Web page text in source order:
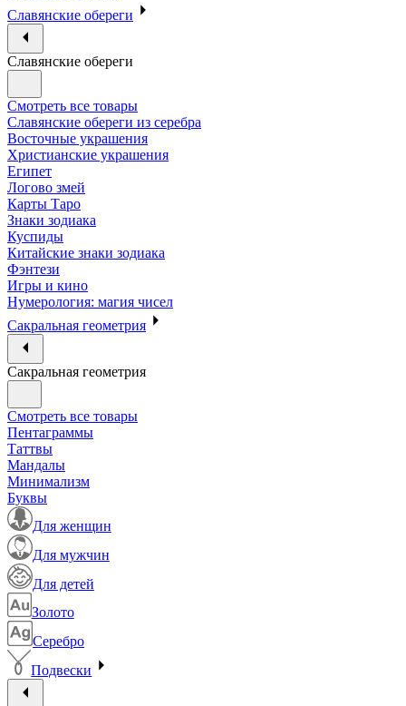
Славянские обереги
Славянские обереги
Смотреть все товары
Славянские обереги из серебра
Восточные украшения
Христианские украшения
Египет
Логово змей
Карты Таро
Знаки зодиака
Куспиды
Китайские знаки зодиака
Фэнтези
Игры и кино
Нумерология: магия чисел
Сакральная геометрия
Сакральная геометрия
Смотреть все товары
Пентаграммы
Таттвы
Мандалы
Минимализм
Буквы
Для женщин
Для мужчин
Для детей
Золото
Серебро
Подвески